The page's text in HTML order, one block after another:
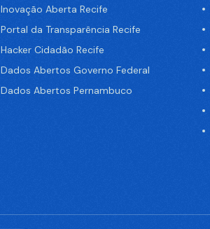
Inovação Aberta Recife
Portal da Transparência Recife
Hacker Cidadão Recife
Dados Abertos Governo Federal
Dados Abertos Pernambuco